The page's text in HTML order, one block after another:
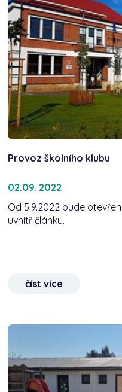
Provoz školního klubu
02.09. 2022
Od 5.9.2022 bude
uvnitř článku.
číst více